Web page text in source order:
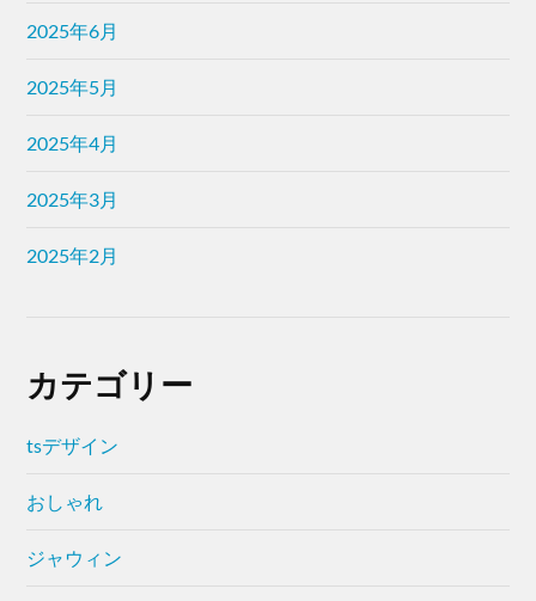
2025年6月
2025年5月
2025年4月
2025年3月
2025年2月
カテゴリー
tsデザイン
おしゃれ
ジャウィン